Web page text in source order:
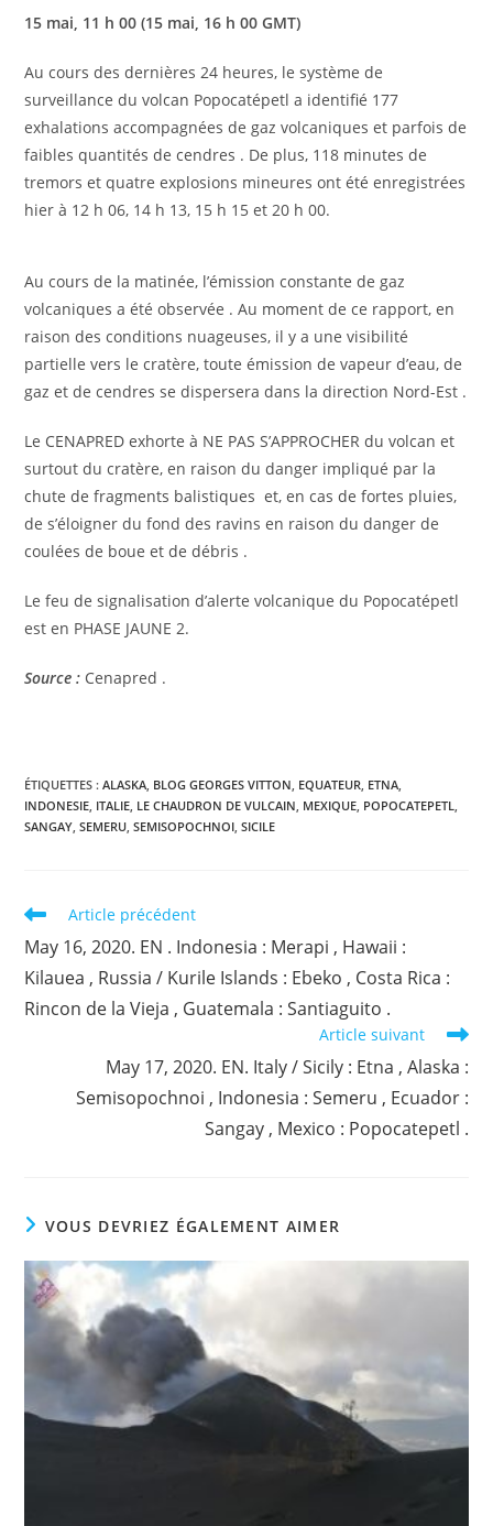
15 mai, 11 h 00 (15 mai, 16 h 00 GMT)
Au cours des dernières 24 heures, le système de
surveillance du volcan Popocatépetl a identifié 177
exhalations accompagnées de gaz volcaniques et parfois de
faibles quantités de cendres . De plus, 118 minutes de
tremors et quatre explosions mineures ont été enregistrées
hier à 12 h 06, 14 h 13, 15 h 15 et 20 h 00.
Au cours de la matinée, l’émission constante de gaz
volcaniques a été observée . Au moment de ce rapport, en
raison des conditions nuageuses, il y a une visibilité
partielle vers le cratère, toute émission de vapeur d’eau, de
gaz et de cendres se dispersera dans la direction Nord-Est .
Le CENAPRED exhorte à NE PAS S’APPROCHER du volcan et
surtout du cratère, en raison du danger impliqué par la
chute de fragments balistiques et, en cas de fortes pluies,
de s’éloigner du fond des ravins en raison du danger de
coulées de boue et de débris .
Le feu de signalisation d’alerte volcanique du Popocatépetl
est en PHASE JAUNE 2.
Source : Cenapred .
ÉTIQUETTES :ALASKA, BLOG GEORGES VITTON, EQUATEUR, ETNA,
INDONESIE, ITALIE, LE CHAUDRON DE VULCAIN, MEXIQUE, POPOCATEPETL,
SANGAY, SEMERU, SEMISOPOCHNOI, SICILE
Read
articles
Article précédent
May 16, 2020. EN . Indonesia : Merapi , Hawaii :
Kilauea , Russia / Kurile Islands : Ebeko , Costa Rica :
Rincon de la Vieja , Guatemala : Santiaguito .
Article suivant
May 17, 2020. EN. Italy / Sicily : Etna , Alaska :
Semisopochnoi , Indonesia : Semeru , Ecuador :
Sangay , Mexico : Popocatepetl .
VOUS DEVRIEZ ÉGALEMENT AIMER